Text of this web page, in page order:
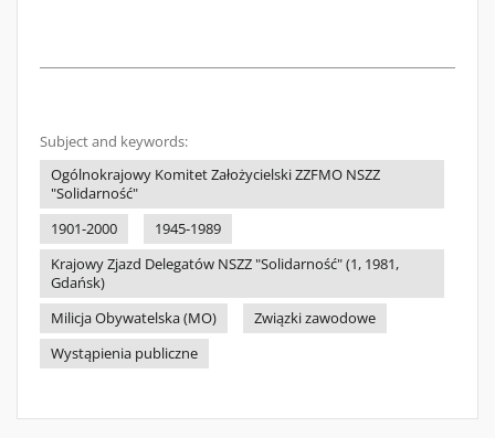
Subject and keywords:
Ogólnokrajowy Komitet Założycielski ZZFMO NSZZ
"Solidarność"
1901-2000
1945-1989
Krajowy Zjazd Delegatów NSZZ "Solidarność" (1, 1981,
Gdańsk)
Milicja Obywatelska (MO)
Związki zawodowe
Wystąpienia publiczne